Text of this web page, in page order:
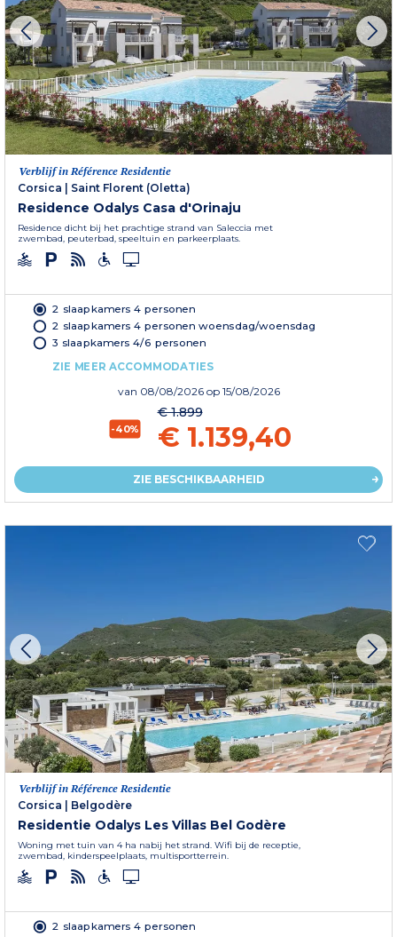
Verblijf in Référence Residentie
Corsica | Saint Florent (Oletta)
Residence Odalys Casa d'Orinaju
Residence dicht bij het prachtige strand van Saleccia met
zwembad, peuterbad, speeltuin en parkeerplaats.
2 slaapkamers 4 personen
2 slaapkamers 4 personen woensdag/woensdag
3 slaapkamers 4/6 personen
ZIE MEER ACCOMMODATIES
van 08/08/2026 op 15/08/2026
-40%
€ 1.899
€ 1.139,40
ZIE BESCHIKBAARHEID
Verblijf in Référence Residentie
Corsica | Belgodère
Residentie Odalys Les Villas Bel Godère
Woning met tuin van 4 ha nabij het strand. Wifi bij de receptie,
zwembad, kinderspeelplaats, multisportterrein.
2 slaapkamers 4 personen